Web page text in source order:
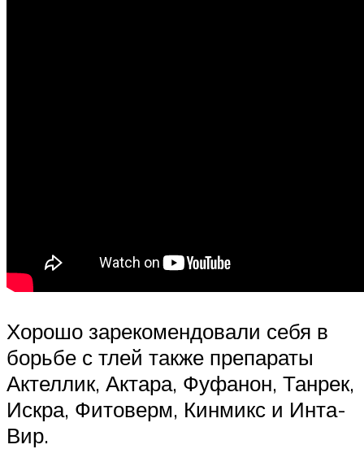
Хорошо зарекомендовали себя в
борьбе с тлей также препараты
Актеллик, Актара, Фуфанон, Танрек,
Искра, Фитоверм, Кинмикс и Инта-
Вир.